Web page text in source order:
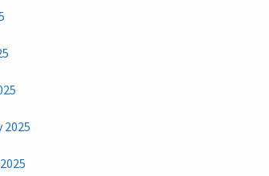
2025